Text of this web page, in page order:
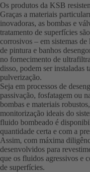
Os produtos da KSB
Graças a materiais
inovadoras, as bombas e
tratamento de superfícies
corrosivos – em sistemas de
de pintura e banhos
no fornecimento de
disso, podem ser instaladas
pulverização.
Seja em processos de
passivação, fosfatagem ou
bombas e materiais
monitorização ideais do
fluido bombeado é
quantidade certa e com a
Assim, com máxima
desenvolvidos para
que os fluidos agressivos e
de superfícies.